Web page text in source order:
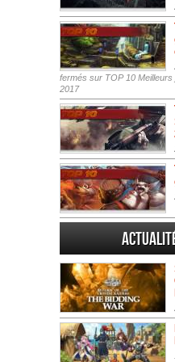
fermés sur TOP 10
2017